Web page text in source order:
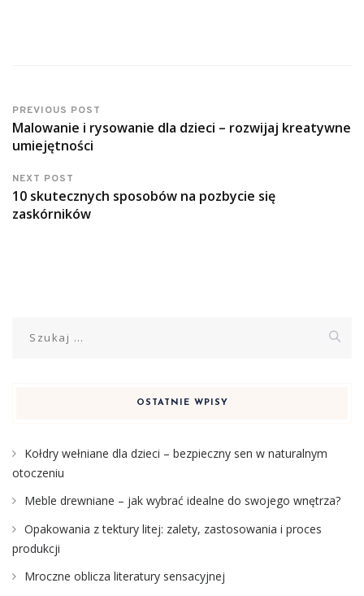
PREVIOUS POST
Malowanie i rysowanie dla dzieci – rozwijaj kreatywne
umiejętności
NEXT POST
10 skutecznych sposobów na pozbycie się
zaskórników
OSTATNIE WPISY
Kołdry wełniane dla dzieci – bezpieczny sen w naturalnym
otoczeniu
Meble drewniane – jak wybrać idealne do swojego wnętrza?
Opakowania z tektury litej: zalety, zastosowania i proces
produkcji
Mroczne oblicza literatury sensacyjnej